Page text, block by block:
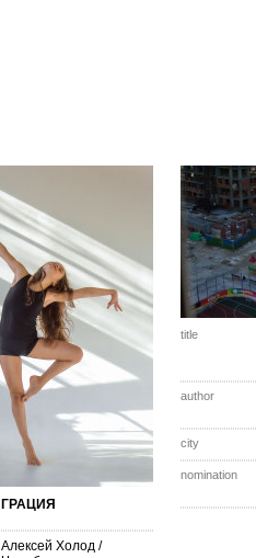
ГРАЦИЯ
Алексей Холод /
title
author
city
nomination